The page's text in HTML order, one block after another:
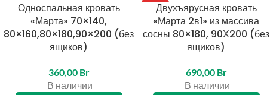
Односпальная кровать
«Марта» 70×140,
80×160,80×180,90×200 (без
ящиков)
360,00 Br
В наличии
ТОП
Двухъярусная кровать
«Марта 2в1» из массива
сосны 80×180, 90Х200 (без
ящиков)
690,00 Br
В наличии